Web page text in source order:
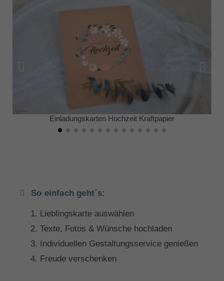
Einladungskarten Hochzeit Kraftpapier
So einfach geht´s:
Lieblingskarte auswählen
Texte, Fotos & Wünsche hochladen
Individuellen Gestaltungsservice genießen
Freude verschenken